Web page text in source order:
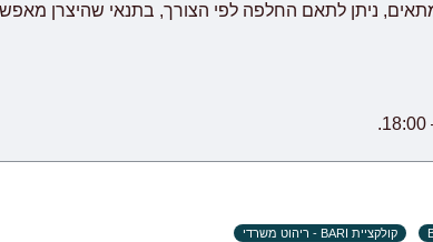
ניתן לתאם החלפה לפי הצורך, בתנאי שהיצרן
קולקציית BARI - ריהוט משרדי